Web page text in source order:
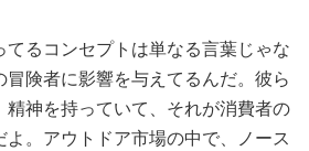
てるコンセプトは単なる言葉じゃな
険者に影響を与えてるんだ。彼ら
精神を持っていて、それが消費者の
。アウトドア市場の中で、ノース